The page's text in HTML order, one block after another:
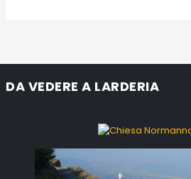
DA VEDERE A LARDERIA